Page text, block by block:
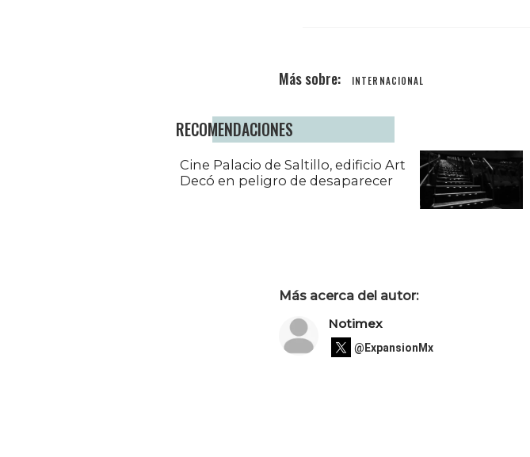
INTERNACIONAL
RECOMENDACIONES
Cine Palacio de Saltillo, edificio Art
Decó en peligro de desaparecer
Más acerca del autor:
Notimex
@ExpansionMx